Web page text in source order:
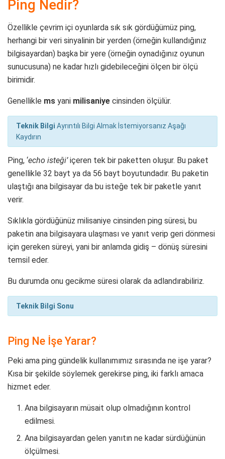
Ping Nedir?
Özellikle çevrim içi oyunlarda sık sık gördüğümüz ping,
herhangi bir veri sinyalinin bir yerden (örneğin kullandığınız
bilgisayardan) başka bir yere (örneğin oynadığınız oyunun
sunucusuna) ne kadar hızlı gidebileceğini ölçen bir ölçü
birimidir.
Genellikle ms yani milisaniye cinsinden ölçülür.
Teknik Bilgi Ayrıntılı Bilgi Almak İstemiyorsanız Aşağı
Kaydırın
Ping, ‘echo isteği’içeren tek bir paketten oluşur. Bu paket
genellikle 32 bayt ya da 56 bayt boyutundadır. Bu paketin
ulaştığı ana bilgisayar da bu isteğe tek bir paketle yanıt
verir.
Sıklıkla gördüğünüz milisaniye cinsinden ping süresi, bu
paketin ana bilgisayara ulaşması ve yanıt verip geri dönmesi
için gereken süreyi, yani bir anlamda gidiş – dönüş süresini
temsil eder.
Bu durumda onu gecikme süresi olarak da adlandırabiliriz.
Teknik Bilgi Sonu
Ping Ne İşe Yarar?
Peki ama ping gündelik kullanımımız sırasında ne işe yarar?
Kısa bir şekilde söylemek gerekirse ping, iki farklı amaca
hizmet eder.
Ana bilgisayarın müsait olup olmadığının kontrol
edilmesi.
Ana bilgisayardan gelen yanıtın ne kadar sürdüğünün
ölçülmesi.